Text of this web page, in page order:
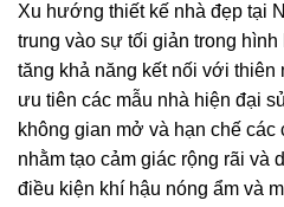
Xu hướng thiết kế nhà đẹp tại
trung vào sự tối giản trong
tăng khả năng kết nối với thiên
ưu tiên các mẫu nhà hiện đại
không gian mở và hạn chế các
nhằm tạo cảm giác rộng rãi và
điều kiện khí hậu nóng ẩm và